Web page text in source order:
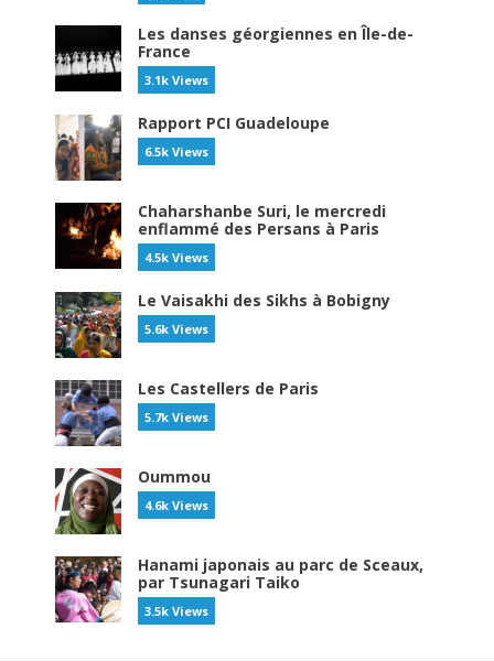
Les danses géorgiennes en Île-de-
France
3.1k Views
Rapport PCI Guadeloupe
6.5k Views
Chaharshanbe Suri, le mercredi
enflammé des Persans à Paris
4.5k Views
Le Vaisakhi des Sikhs à Bobigny
5.6k Views
Les Castellers de Paris
5.7k Views
Oummou
4.6k Views
Hanami japonais au parc de Sceaux,
par Tsunagari Taiko
3.5k Views